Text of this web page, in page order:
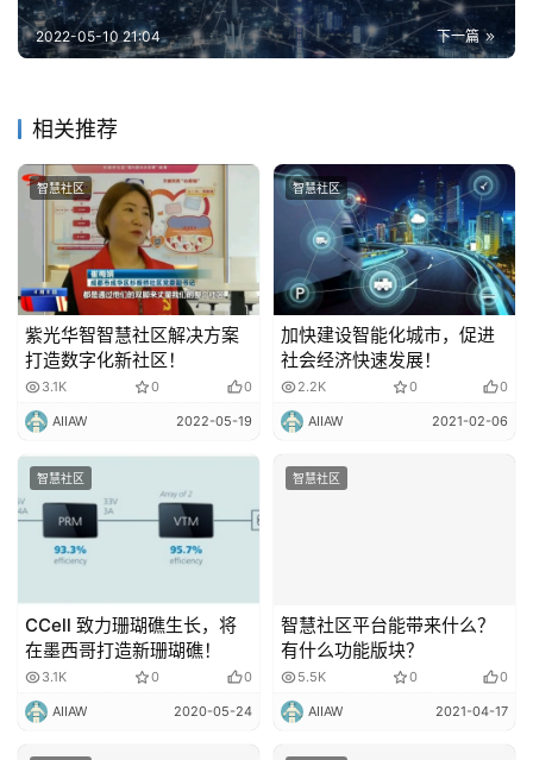
下一篇
2022-05-10 21:04
相关推荐
智慧社区
紫光华智智慧社区解决方案
打造数字化新社区！
3.1K 0 0
AIIAW 2022-05-19
智慧社区
加快建设智能化城市，促进
社会经济快速发展！
2.2K 0 0
AIIAW 2021-02-06
智慧社区
CCell 致力珊瑚礁生长，将
在墨西哥打造新珊瑚礁！
3.1K 0 0
AIIAW 2020-05-24
智慧社区
智慧社区平台能带来什么？
有什么功能版块？
5.5K 0 0
AIIAW 2021-04-17